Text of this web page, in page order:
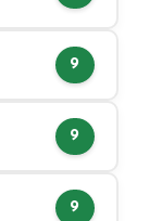
9
9
9